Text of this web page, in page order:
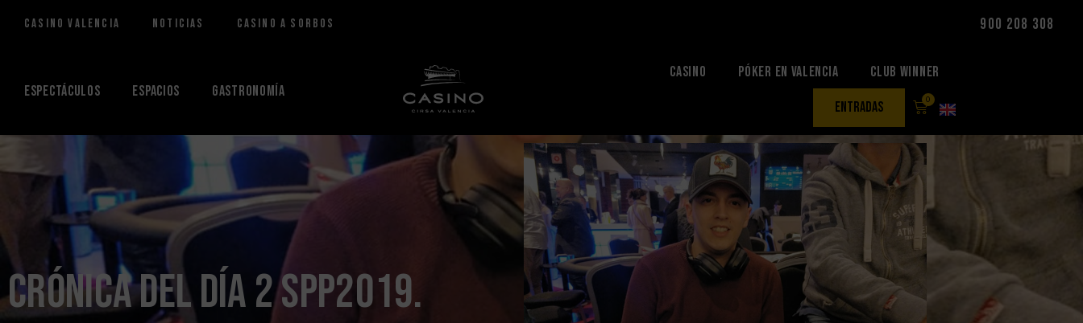
contenido
Casino Valencia Noticias Casino a Sorbos 900 208 308
Espectáculos Espacios Gastronomía
CASINO Póker en Valencia Club Winner
entradas 0
Crónica del día 2 SPP2019.